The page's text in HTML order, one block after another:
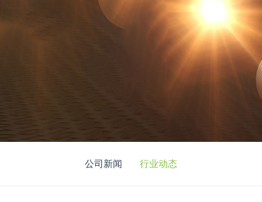
公司新闻 行业动态